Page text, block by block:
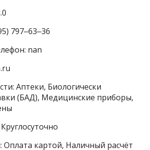
797‒63‒36
nan
Аптеки, Биологически
(БАД), Медицинские приборы,
Оплата картой, Наличный расчёт